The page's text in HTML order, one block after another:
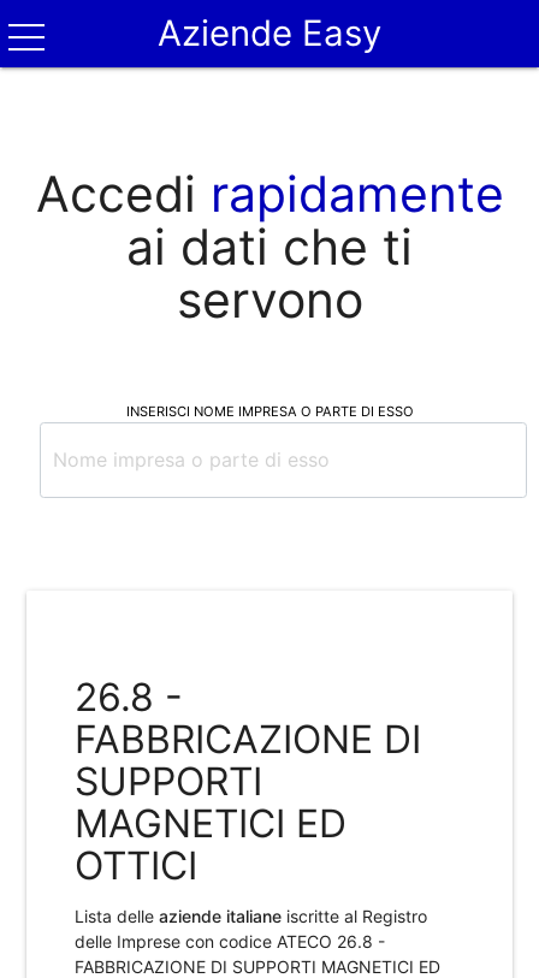
Aziende Easy
Accedi rapidamente
ai dati che ti
servono
INSERISCI NOME IMPRESA O PARTE DI ESSO
26.8 -
FABBRICAZIONE DI
SUPPORTI
MAGNETICI ED
OTTICI
Lista delleaziende italiane iscritte al Registro
delle Imprese con codice ATECO 26.8 -
FABBRICAZIONE DI SUPPORTI MAGNETICI ED